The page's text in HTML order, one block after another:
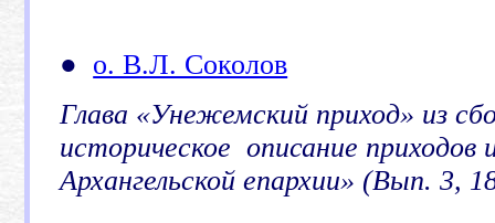
● о. В.Л. Соколов
Глава «Унежемский приход» из
историческое описание приходов
Архангельской епархии» (Вып. 3,